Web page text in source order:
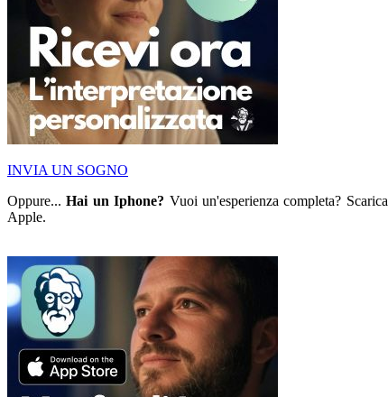
INVIA UN SOGNO
Oppure...Hai un Iphone? Vuoi un'esperienza completa?
Apple.